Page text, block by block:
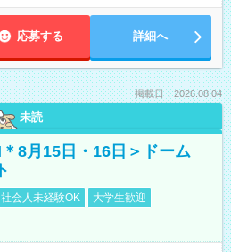
応募する 詳細へ
掲載日：2026.08.04
未読
8月15日・16日＞ドーム
社会人未経験OK
大学生歓迎